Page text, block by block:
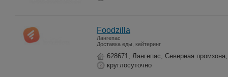
Foodzilla
Лангепас
Доставка еды, кейтеринг
628671, Лангепас, Северная
круглосуточно